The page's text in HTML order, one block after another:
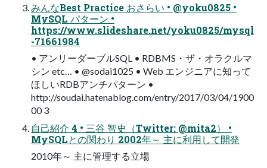
みんなBest Practice おさらい • @yoku0825 •
MySQL パターン •
https://www.slideshare.net/yoku0825/mysql
-71661984
• アンリーダーブルSQL • RDBMS・ザ・オラクルマ
シン etc… • @sodai1025 • Web エンジニアに知って
ほしいRDBアンチパターン •
http://soudai.hatenablog.com/entry/2017/03/04/1900
00 3
自己紹介 4 • 三谷 智史（Twitter: @mita2） •
MySQLとの関わり 2002年～ 主に利用して開発
2010年～ 主に管理する立場